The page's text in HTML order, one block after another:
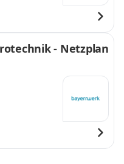
- Netzplan